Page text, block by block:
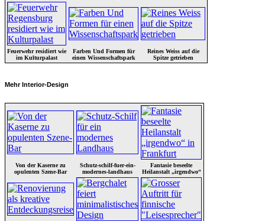
Feuerwehr residiert wie
im Kulturpalast
Farben Und Formen für
einen Wissenschaftspark
Reines Weiss auf die
Spitze getrieben
Mehr Interior-Design
Von der Kaserne zu
opulenten Szene-Bar
Schutz-schilf-fuer-ein-
modernes-landhaus
Fantasie beseelte
Heilanstalt „irgendwo“